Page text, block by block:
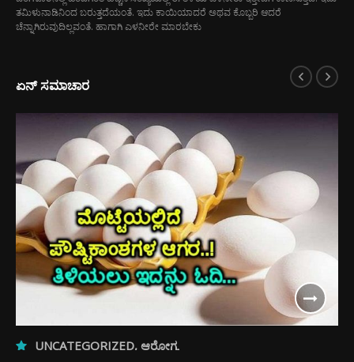
ತಮಿಳುನಾಡಿನಿಂದ ಬರುತ್ತದೆಯಂತೆ. ಇದು ಕಾಯಿಯಾದರೆ ಅಥವ ಕೊಬ್ಬರಿ ಆದರೆ
ಚೆನ್ನಾಗಿರುವುದಿಲ್ಲವಂತೆ. ಹಾಗಾಗಿ ಎಳನೀರೇ ಮಾರಬೇಕು
ಏನ್ ಸಮಾಚಾರ
UNCATEGORIZED, ಆರೋಗ್ಯ